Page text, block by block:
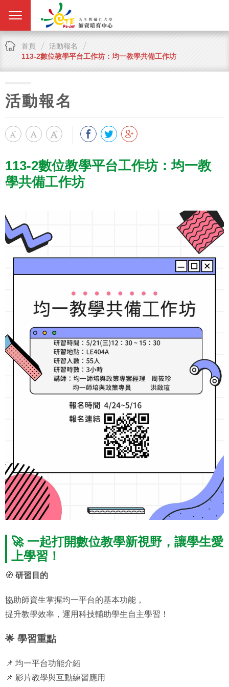
首頁
活動報名
113-2數位教學平台工作坊：均一教學共備工作坊
活動報名
113-2數位教學平台工作坊：均一教
學共備工作坊
🚀 一起打開數位教學新視野，讓學生愛
上學習！
🧭 研習目的
協助師資生掌握均一平台的基本功能，
提升教學效率，運用科技輔助學生自主學習！
🌟 學習重點
📌 均一平台功能介紹
📌 影片教學與互動練習應用